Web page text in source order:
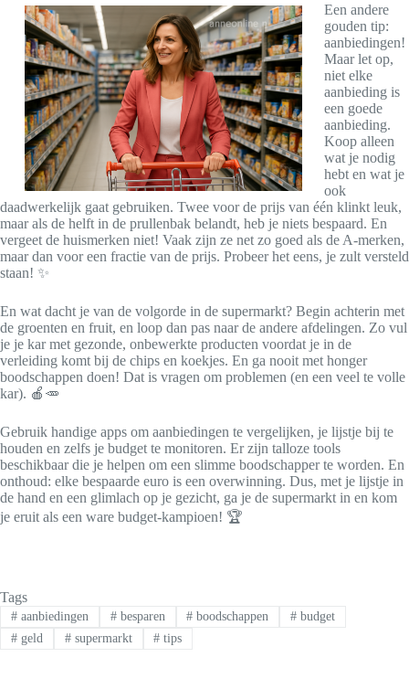
Een andere
gouden tip:
aanbiedingen!
Maar let op,
niet elke
aanbieding is
een goede
aanbieding.
Koop alleen
wat je nodig
hebt en wat je
ook
daadwerkelijk gaat gebruiken. Twee voor de prijs van één klinkt leuk,
maar als de helft in de prullenbak belandt, heb je niets bespaard. En
vergeet de huismerken niet! Vaak zijn ze net zo goed als de A-merken,
maar dan voor een fractie van de prijs. Probeer het eens, je zult versteld
staan! ✨
En wat dacht je van de volgorde in de supermarkt? Begin achterin met
de groenten en fruit, en loop dan pas naar de andere afdelingen. Zo vul
je je kar met gezonde, onbewerkte producten voordat je in de
verleiding komt bij de chips en koekjes. En ga nooit met honger
boodschappen doen! Dat is vragen om problemen (en een veel te volle
kar). 🍎🥕
Gebruik handige apps om aanbiedingen te vergelijken, je lijstje bij te
houden en zelfs je budget te monitoren. Er zijn talloze tools
beschikbaar die je helpen om een slimme boodschapper te worden. En
onthoud: elke bespaarde euro is een overwinning. Dus, met je lijstje in
de hand en een glimlach op je gezicht, ga je de supermarkt in en kom
je eruit als een ware budget-kampioen! 🏆
Tags
#aanbiedingen #besparen # boodschappen # budget
#geld #supermarkt # tips